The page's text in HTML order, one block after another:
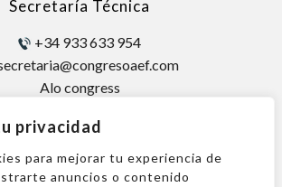
privacidad
para mejorar tu experiencia de
anuncios o contenido
Secretaría Técnica
+34 933 633 954
Alo congress
08008 Barcelona